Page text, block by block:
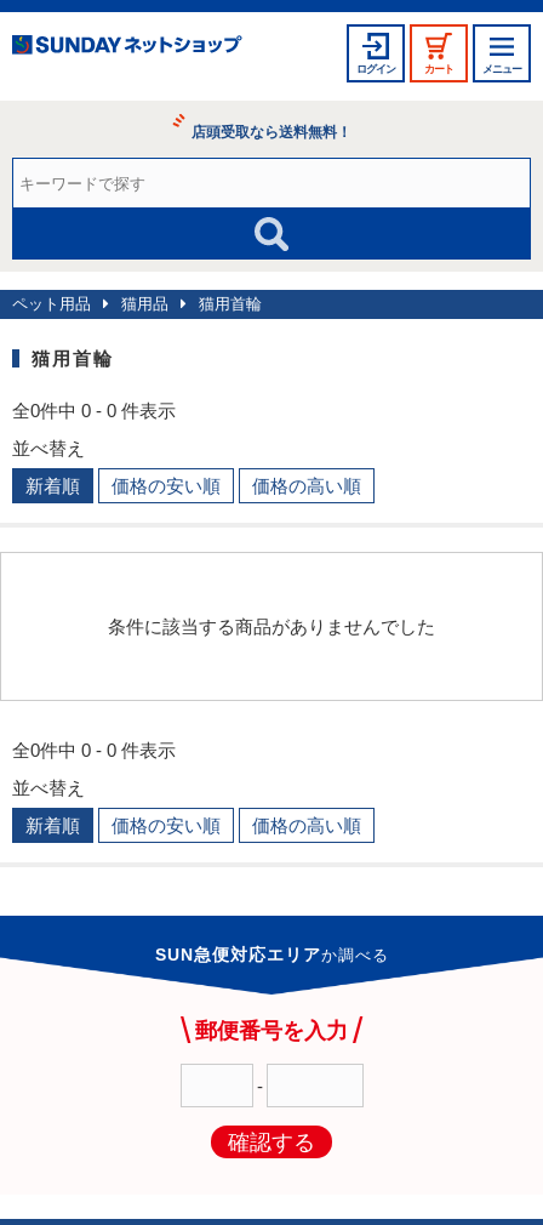
ログイン カート メニュー
店頭受取なら送料無料！
ペット用品 猫用品 猫用首輪
猫用首輪
全0件中 0 - 0 件表示
並べ替え
新着順
価格の安い順 価格の高い順
条件に該当する商品がありませんでした
全0件中 0 - 0 件表示
並べ替え
新着順
価格の安い順 価格の高い順
SUN急便対応エリアか調べる
郵便番号を入力
-
確認する